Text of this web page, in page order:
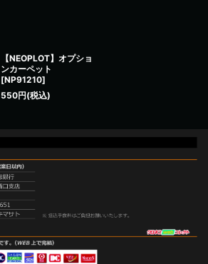
【NEOPLOT】オプショ
ンカーペット
[NP91210]
550円(税込)